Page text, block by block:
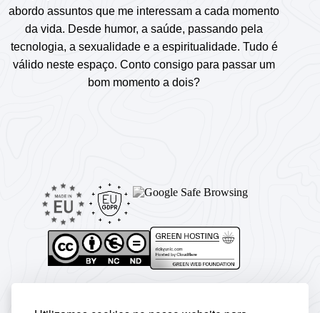
abordo assuntos que me interessam a cada momento
da vida. Desde humor, a saúde, passando pela
tecnologia, a sexualidade e a espiritualidade. Tudo é
válido neste espaço. Conto consigo para passar um
bom momento a dois?